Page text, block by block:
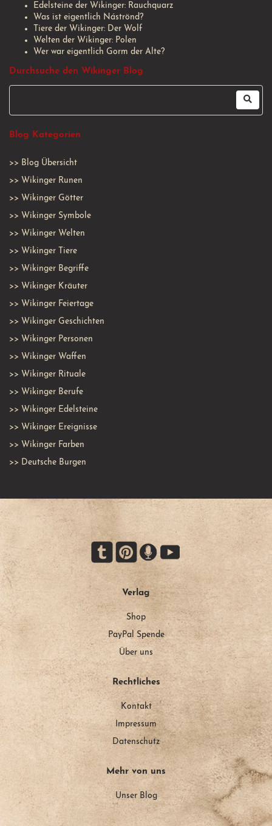
Edelsteine der Wikinger: Rauchquarz
Was ist eigentlich Náströnd?
Tiere der Wikinger: Der Wolf
Welten der Wikinger: Polen
Wer war eigentlich Gorm der Alte?
Durchsuche den Wikinger Blog
Blog Kategorien
>> Blog Übersicht
>> Wikinger Runen
>> Wikinger Götter
>> Wikinger Symbole
>> Wikinger Welten
>> Wikinger Tiere
>> Wikinger Begriffe
>> Wikinger Kräuter
>> Wikinger Feiertage
>> Wikinger Geschichten
>> Wikinger Personen
>> Wikinger Waffen
>> Wikinger Rituale
>> Wikinger Berufe
>> Wikinger Edelsteine
>> Wikinger Ereignisse
>> Wikinger Farben
>> Deutsche Burgen
Verlag
Shop
PayPal Spende
Über uns
Rechtliches
Kontakt
Impressum
Datenschutz
Mehr von uns
Unser Blog